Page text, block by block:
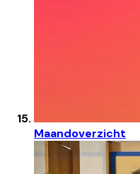
Maandoverzicht